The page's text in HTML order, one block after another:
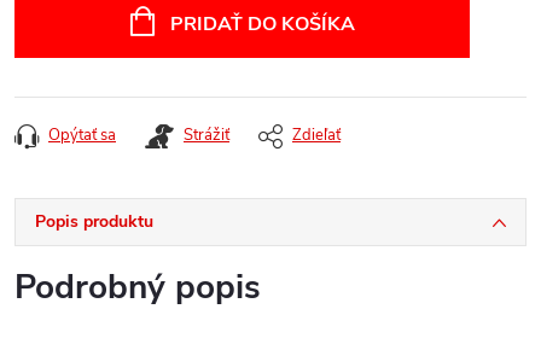
PRIDAŤ DO KOŠÍKA
Opýtať sa Strážiť Zdieľať
Popis produktu
Podrobný popis